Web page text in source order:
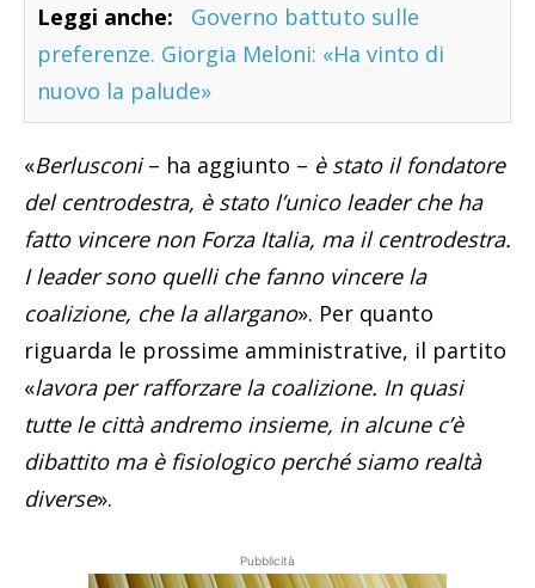
Leggi anche:
Governo battuto sulle
preferenze. Giorgia Meloni: «Ha vinto di
nuovo la palude»
«Berlusconi– ha aggiunto – è stato il fondatore
del centrodestra, è stato l’unico leader che ha
fatto vincere non Forza Italia, ma il centrodestra.
I leader sono quelli che fanno vincere la
coalizione, che la allargano». Per quanto
riguarda le prossime amministrative, il partito
«lavora per rafforzare la coalizione. In quasi
tutte le città andremo insieme, in alcune c’è
dibattito ma è fisiologico perché siamo realtà
diverse».
Pubblicità